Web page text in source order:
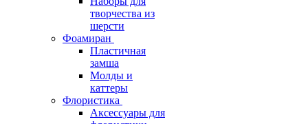
творчества из
шерсти
Фоамиран
Пластичная
замша
Молды и
каттеры
Флористика
Аксессуары для